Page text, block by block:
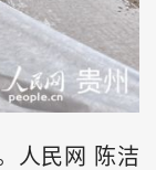
人民网 陈洁